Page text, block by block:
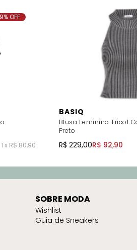
1 x R$ 80,90
OFF
BASIQ
Blusa Feminina Tricot
Preto
R$ 229,00R$ 92,90
SOBRE MODA
Wishlist
Guia de Sneakers